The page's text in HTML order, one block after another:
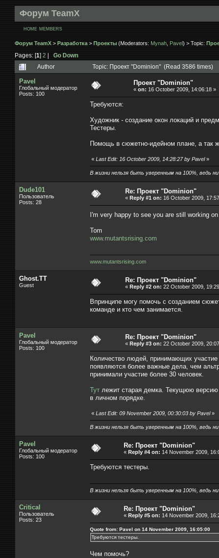
Форум TeamX
HOME MEMBERS
Форум TeamX > Разработка > Проекты (Moderators: Mynah Pavel) > Topic:
Pages: [1] 2 | Go Down
Author
Topic: Проект "Dominion" (Read 3586 times)
Pavel
Глобальный модератор
Posts: 100
Проект "Dominion"
« on: 16 October 2009, 14:06:18 »
Требуются:
Художник - создание окон локаций и
Тестеры.
Помощь в сюжетно-идейном плане, а так
« Last Edit: 16 October 2009, 14:28:27 by Pavel»
В жизни нельзя быть уверенным на 100%, ведь ни
Dude101
Пользователь
Posts: 28
Re: Проект "Dominion"
« Reply #1 on: 16 October 2009,
I'm very happy to see you are still working
Tom
www.mutantsrising.com
www.mutantsrising.com
Ghost.TT
Guest
Re: Проект "Dominion"
« Reply #2 on: 22 October 2009,
Впринципе могу помочь с созданием
команде и кто чем занимается.
Pavel
Глобальный модератор
Posts: 100
Re: Проект "Dominion"
« Reply #3 on: 22 October 2009,
Количество людей, принимающих участие
появляются более важные дела, чем
принимали участие более 30 человек.
Тут лежит старая демка. Текущюю версию
в личном порядке.
« Last Edit: 09 November 2009, 00:30:03 by Pavel»
В жизни нельзя быть уверенным на 100%, ведь ни
Pavel
Глобальный модератор
Posts: 100
Re: Проект "Dominion"
« Reply #4 on: 14 November 2009,
Требуются тестеры.
В жизни нельзя быть уверенным на 100%, ведь ни
Critical
Пользователь
Posts: 23
Re: Проект "Dominion"
« Reply #5 on: 14 November 2009,
Quote from: Pavel on 14 November 2009, 16:05:00
Требуются тестеры.
Чем помочь?